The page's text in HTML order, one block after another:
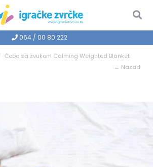
064 / 00 80 222
Ćebe sa zvukom Calming Weighted Blanket
← Nazad